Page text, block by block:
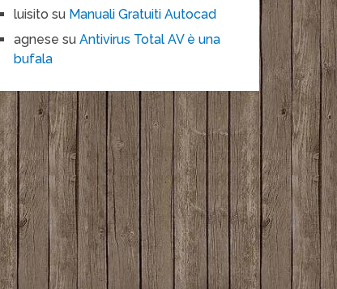
luisito su Manuali Gratuiti Autocad
agnese suAntivirus Total AV è una
bufala